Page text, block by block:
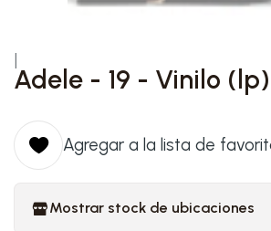
Adele - 19 - Vinilo (lp)
Agregar a la lista de
Mostrar stock de ubicaciones